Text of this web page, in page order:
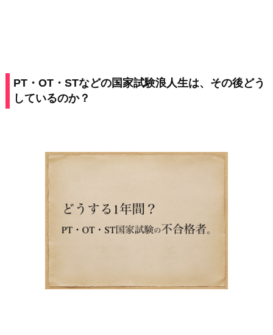
PT・OT・STなどの国家試験浪人生は、その後どう
しているのか？